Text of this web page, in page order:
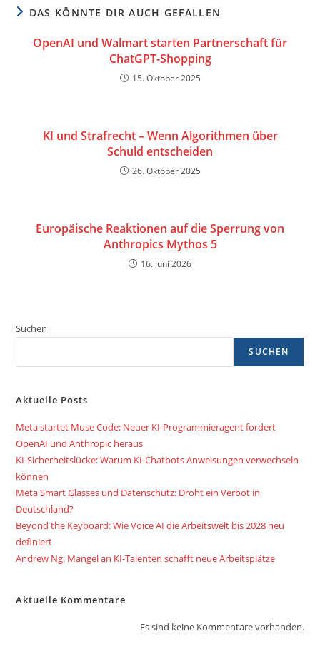
DAS KÖNNTE DIR AUCH GEFALLEN
OpenAI und Walmart starten Partnerschaft für
ChatGPT-Shopping
15. Oktober 2025
KI und Strafrecht – Wenn Algorithmen über
Schuld entscheiden
26. Oktober 2025
Europäische Reaktionen auf die Sperrung von
Anthropics Mythos 5
16. Juni 2026
Suchen
SUCHEN
Aktuelle Posts
Meta startet Muse Code: Neuer KI-Programmieragent fordert
OpenAI und Anthropic heraus
KI-Sicherheitslücke: Warum KI-Chatbots Anweisungen verwechseln
können
Meta Smart Glasses und Datenschutz: Droht ein Verbot in
Deutschland?
Beyond the Keyboard: Wie Voice AI die Arbeitswelt bis 2028 neu
definiert
Andrew Ng: Mangel an KI-Talenten schafft neue Arbeitsplätze
Aktuelle Kommentare
Es sind keine Kommentare vorhanden.